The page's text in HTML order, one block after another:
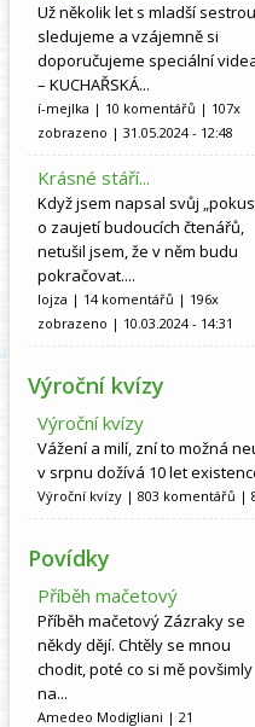
Už několik let s mladší sestrou
sledujeme a vzájemně si
doporučujeme speciální
– KUCHAŘSKÁ...
í-mejlka | 10 komentářů | 107x
zobrazeno | 31.05.2024 - 12:48
Krásné stáří...
Když jsem napsal svůj
o zaujetí budoucích čtenářů,
netušil jsem, že v něm budu
pokračovat....
lojza | 14 komentářů | 196x
zobrazeno | 10.03.2024 - 14:31
Výroční kvízy
Výroční kvízy
Vážení a milí, zní to možná
v srpnu dožívá 10 let
Výroční kvízy | 803 komentářů |
Povídky
Příběh mačetový
Příběh mačetový Zázraky se
někdy dějí. Chtěly se mnou
chodit, poté co si mě povšimly
na...
Amedeo Modigliani | 21